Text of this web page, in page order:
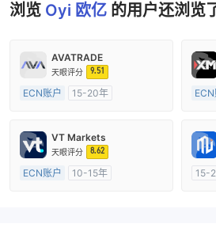
浏览 Oyi 欧亿 的用户还浏览
AVATRADE
天眼评分 9.51
ECN账户
15-20年
主标MT4
主标
VT Markets
天眼评分 8.62
ECN账户
10-15年
15-